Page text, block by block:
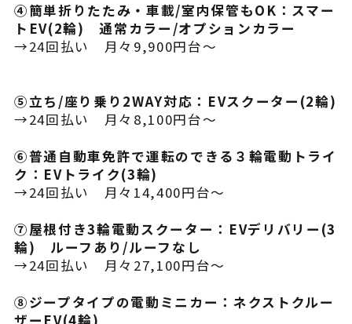
④簡単折りたたみ・車載/室内保管もOK：スマー
トEV(2輪) 通常カラー/オプションカラー
→24回払い 月々9,900円台～
⑤立ち/座り乗り2WAY対応：EVスクーター(2輪)
→24回払い 月々8,100円台～
⑥普通自動車免許で運転のできる３輪電動トライ
ク：EVトライク(3輪)
→24回払い 月々14,400円台～
⑦屋根付き3輪電動スクーター：EVデリバリー(3
輪) ルーフあり/ルーフなし
→24回払い 月々27,100円台～
⑧ジープタイプの電動ミニカー：ネクストクルー
ザーEV(4輪)